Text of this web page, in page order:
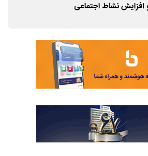
نشاط اجتماعی